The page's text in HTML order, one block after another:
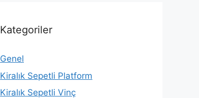
Kategoriler
Genel
Kiralık Sepetli Platform
Kiralık Sepetli Vinç